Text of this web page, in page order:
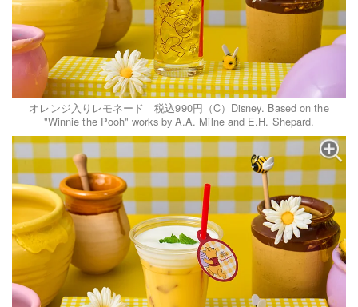
オレンジ入りレモネード 税込990円（C）Disney. Based on the
"Winnie the Pooh" works by A.A. Milne and E.H. Shepard.